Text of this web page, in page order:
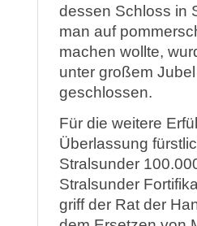
dessen Schloss in
man auf
machen wollte,
unter großem
geschlossen.
Für die weitere
Überlassung
Stralsunder
Stralsunder
griff der Rat der